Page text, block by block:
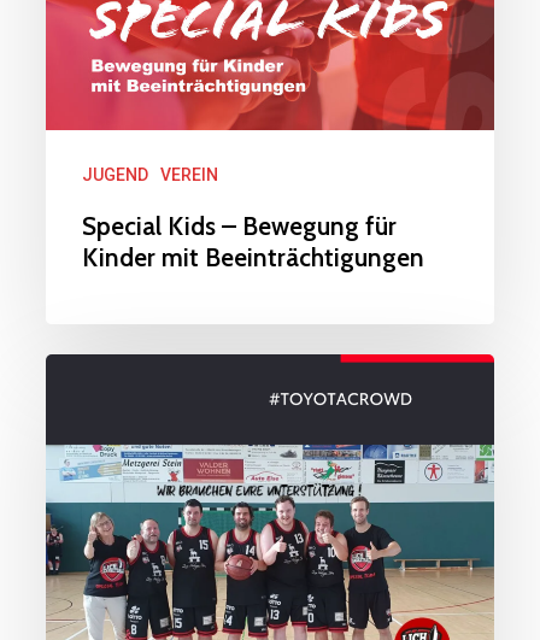
Kinder
Beeinträchtigungen
JUGEND VEREIN
Special Kids – Bewegung für
Kinder mit Beeinträchtigungen
das
TOYOTA
CROWD
Projekt
des